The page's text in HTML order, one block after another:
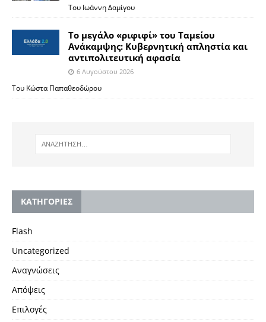
Του Ιωάννη Δαμίγου
Το μεγάλο «ριφιφί» του Ταμείου
Ανάκαμψης: Κυβερνητική απληστία και
αντιπολιτευτική αφασία
6 Αυγούστου 2026
Του Κώστα Παπαθεοδώρου
KΑΤΗΓΟΡΙΕΣ
Flash
Uncategorized
Αναγνώσεις
Απόψεις
Επιλογές